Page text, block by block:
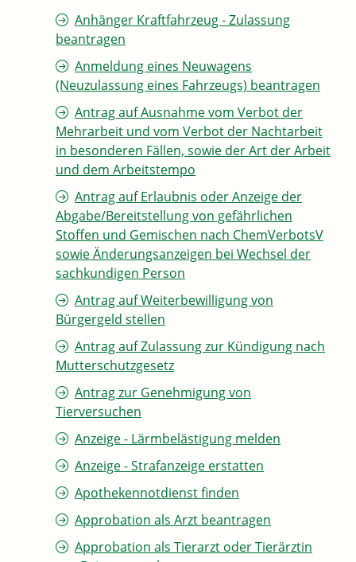
Anhänger Kraftfahrzeug - Zulassung
beantragen
Anmeldung eines Neuwagens
(Neuzulassung eines Fahrzeugs) beantragen
Antrag auf Ausnahme vom Verbot der
Mehrarbeit und vom Verbot der Nachtarbeit
in besonderen Fällen, sowie der Art der Arbeit
und dem Arbeitstempo
Antrag auf Erlaubnis oder Anzeige der
Abgabe/Bereitstellung von gefährlichen
Stoffen und Gemischen nach ChemVerbotsV
sowie Änderungsanzeigen bei Wechsel der
sachkundigen Person
Antrag auf Weiterbewilligung von
Bürgergeld stellen
Antrag auf Zulassung zur Kündigung nach
Mutterschutzgesetz
Antrag zur Genehmigung von
Tierversuchen
Anzeige - Lärmbelästigung melden
Anzeige - Strafanzeige erstatten
Apothekennotdienst finden
Approbation als Arzt beantragen
Approbation als Tierarzt oder Tierärztin